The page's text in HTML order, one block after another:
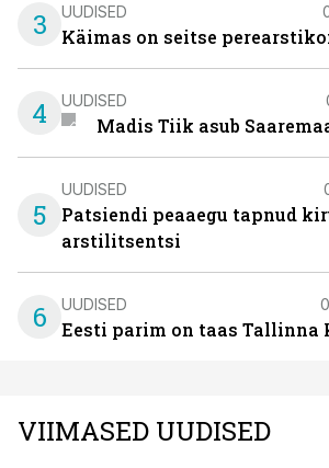
3 UUDISED
Käimas on seitse
4 UUDISED
Madis Tiik asub
5
UUDISED
Patsiendi peaaegu tapnud
arstilitsentsi
6 UUDISED
Eesti parim on taas Tallinna
VIIMASED UUDISED